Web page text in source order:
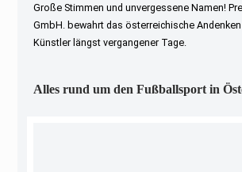
Große Stimmen und unvergessene Namen!
GmbH. bewahrt das österreichische
Künstler längst vergangener Tage.
Alles rund um den Fußballsport in